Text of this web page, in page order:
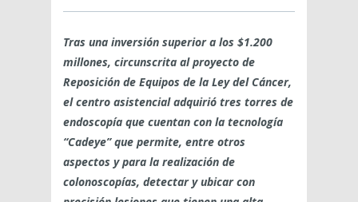
Tras una inversión superior a los $1.200
millones, circunscrita al proyecto de
Reposición de Equipos de la Ley del Cáncer,
el centro asistencial adquirió tres torres de
endoscopía que cuentan con la tecnología
“Cadeye” que permite, entre otros
aspectos y para la realización de
colonoscopías, detectar y ubicar con